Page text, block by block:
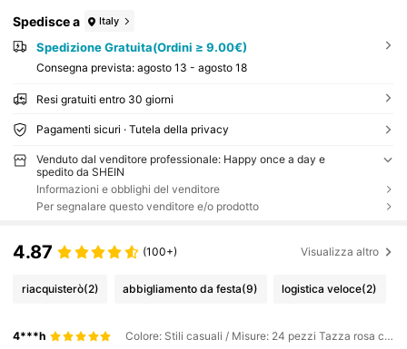
Spedisce a Italy
Spedizione Gratuita(Ordini ≥ 9.00€)
Consegna prevista: agosto 13 - agosto 18
Resi gratuiti entro 30 giorni
Pagamenti sicuri · Tutela della privacy
Venduto dal venditore professionale: Happy once a day e
spedito da SHEIN
Informazioni e obblighi del venditore
Per segnalare questo venditore e/o prodotto
4.87 (100+) Visualizza altro
riacquisterò(2) abbigliamento da festa(9) logistica veloce(2)
4***h Colore: Stili casuali / Misure: 24 pezzi Tazza rosa con fiocco rosa (tipo B)